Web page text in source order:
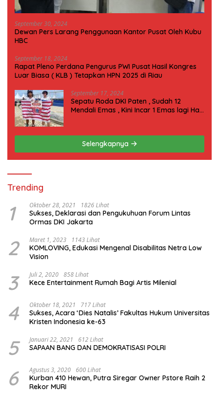
September 30, 2024
Dewan Pers Larang Penggunaan Kantor Pusat Oleh Kubu
HBC
September 18, 2024
Rapat Pleno Perdana Pengurus PWI Pusat Hasil Kongres
Luar Biasa ( KLB ) Tetapkan HPN 2025 di Riau
September 17, 2024
Sepatu Roda DKI Paten , Sudah 12
Mendali Emas , Kini Incar 1 Emas lagi Hari
Selengkapnya
Trending
1 Oktober 28, 2021 1826 Lihat
Sukses, Deklarasi dan Pengukuhuan Forum Lintas
Ormas DKI Jakarta
2 Maret 1, 2023 1143 Lihat
KOMLOVING, Edukasi Mengenal Disabilitas Netra Low
Vision
3 Juli 2, 2020 858 Lihat
Kece Entertainment Rumah Bagi Artis Milenial
4 Oktober 18, 2021 717 Lihat
Sukses, Acara ‘Dies Natalis’ Fakultas Hukum Universitas
Kristen Indonesia ke-63
5 Januari 22, 2021 612 Lihat
SAPAAN BANG DAN DEMOKRATISASI POLRI
6 Agustus 3, 2020 600 Lihat
Kurban 410 Hewan, Putra Siregar Owner Pstore Raih 2
Rekor MURI